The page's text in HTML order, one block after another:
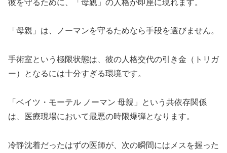
彼を守るために、「母親」の人格が即座に現れます。
「母親」は、ノーマンを守るためなら手段を選びません。
手術室という極限状態は、彼の人格交代の引き金（トリガ
ー）となるには十分すぎる環境です。
「ベイツ・モーテル ノーマン 母親」という共依存関係
は、医療現場において最悪の時限爆弾となります。
冷静沈着だったはずの医師が、次の瞬間にはメスを握った